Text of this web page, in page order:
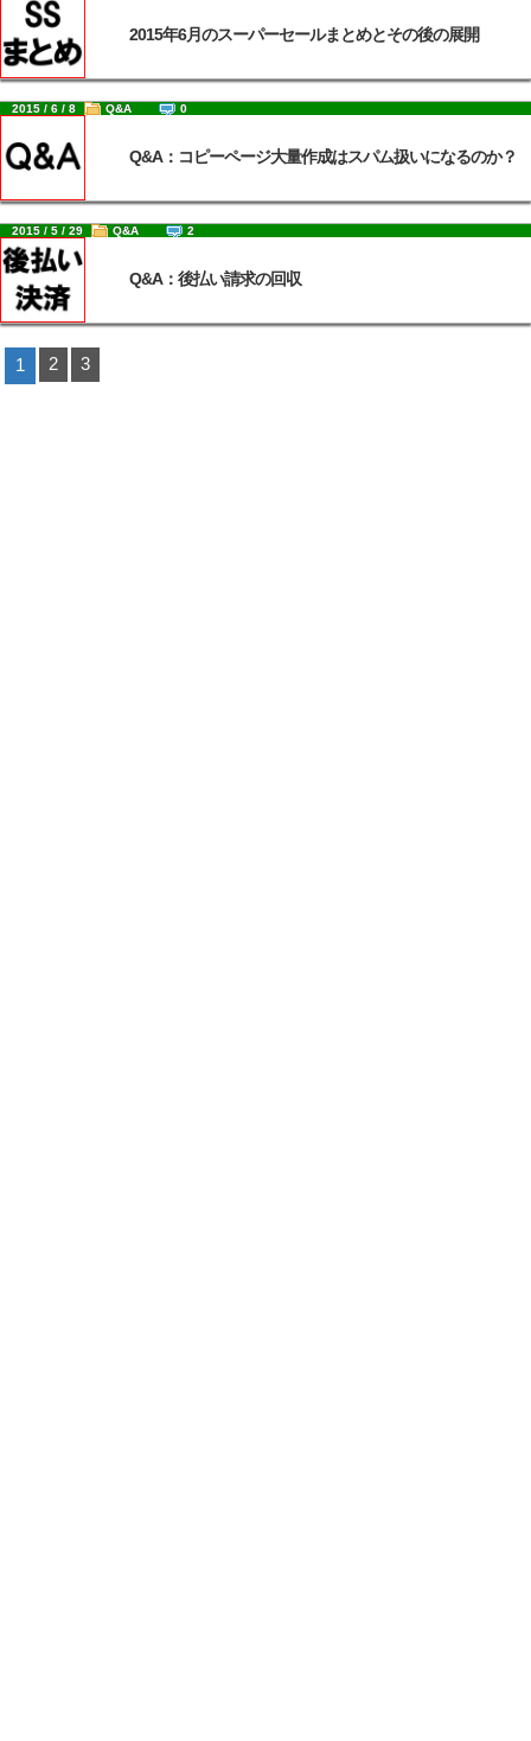
2015年6月のスーパーセールまとめとその後の展開
2015 / 6 / 8 Q&A 0
Q&A：コピーページ大量作成はスパム扱いになるのか？
2015 / 5 / 29 Q&A 2
Q&A：後払い請求の回収
1 2 3